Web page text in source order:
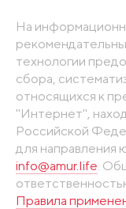
На
технологии
сбора,
относящихся к
"Интернет",
Российской
для направления
info@amur.life .
Правила